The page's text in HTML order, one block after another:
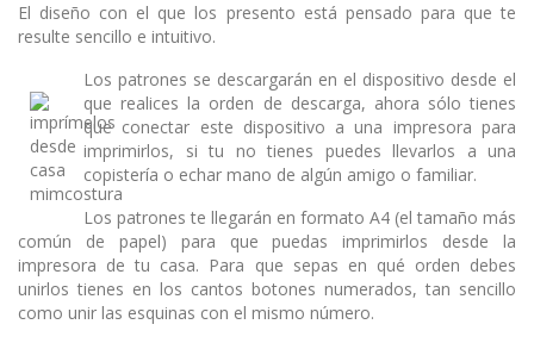
El diseño con el que los presento está pensado para que te
resulte sencillo e intuitivo.
Los patrones se descargarán en el dispositivo desde el
que realices la orden de descarga, ahora sólo tienes
que conectar este dispositivo a una impresora para
imprimirlos, si tu no tienes puedes llevarlos a una
copistería o echar mano de algún amigo o familiar.
Los patrones te llegarán en formato A4 (el tamaño más
común de papel) para que puedas imprimirlos desde la
impresora de tu casa. Para que sepas en qué orden debes
unirlos tienes en los cantos botones numerados, tan sencillo
como unir las esquinas con el mismo número.